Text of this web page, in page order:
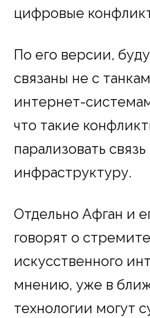
цифровые
По его версии,
связаны не с
интернет-
что такие
парализовать
инфраструктуру.
Отдельно Афган и
говорят о
искусственного
мнению, уже в
технологии могут